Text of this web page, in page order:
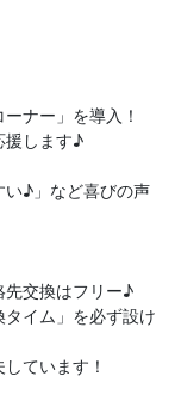
ナー」を導入！
援します♪
い♪」など喜びの声
先交換はフリー♪
イム」を必ず設け
ています！